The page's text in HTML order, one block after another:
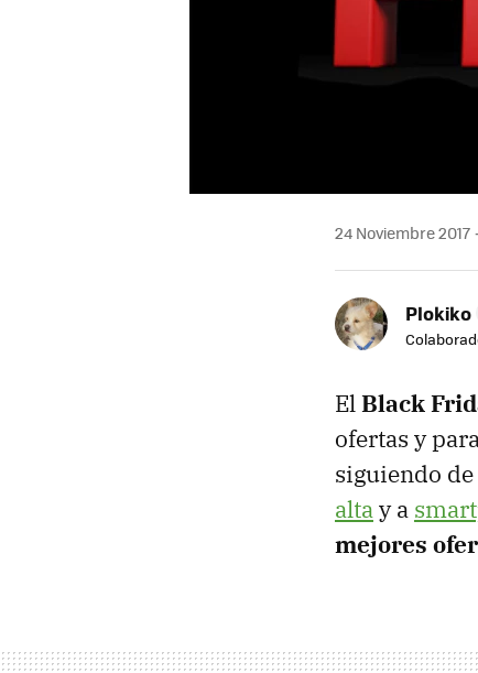
24 Noviembre 2017
Plokiko
ElBlack
ofertas y
siguiendo
altay a
mejores